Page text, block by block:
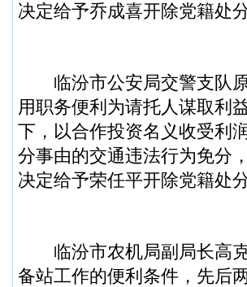
决定给予乔成喜开除党籍处
临汾市公安局交警支队原
用职务便利为请托人谋取利
下，以合作投资名义收受利
分事由的交通违法行为免分
决定给予荣任平开除党籍处
临汾市农机局副局长高克
备站工作的便利条件，先后